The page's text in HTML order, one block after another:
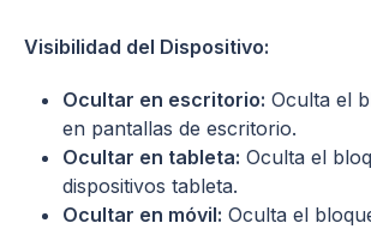
Visibilidad del Dispositivo:
Ocultar en escritorio: Oculta el
en pantallas de escritorio.
Ocultar en tableta: Oculta el
dispositivos tableta.
Ocultar en móvil: Oculta el